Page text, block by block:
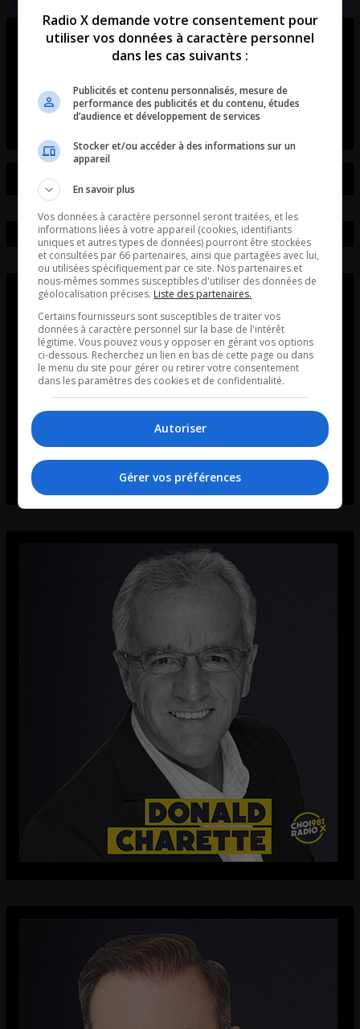
Ouellet en direct – Intégral du 07-
Ouellet en direct - Intégral du 07-08-2026
Radio X demande votre consentement pour
utiliser vos données à caractère personnel
dans les cas suivants :
Publicités et contenu personnalisés, mesure de
performance des publicités et du contenu, études
d’audience et développement de services
Stocker et/ou accéder à des informations sur un
appareil
En savoir plus
Vos données à caractère personnel seront traitées, et les
informations liées à votre appareil (cookies, identifiants
uniques et autres types de données) pourront être stockées
et consultées par 66 partenaires, ainsi que partagées avec lui,
ou utilisées spécifiquement par ce site. Nos partenaires et
nous-mêmes sommes susceptibles d'utiliser des données de
géolocalisation précises. Liste des partenaires.
Certains fournisseurs sont susceptibles de traiter vos
données à caractère personnel sur la base de l'intérêt
légitime. Vous pouvez vous y opposer en gérant vos options
ci-dessous. Recherchez un lien en bas de cette page ou dans
le menu du site pour gérer ou retirer votre consentement
dans les paramètres des cookies et de confidentialité.
Autoriser
Gérer vos préférences